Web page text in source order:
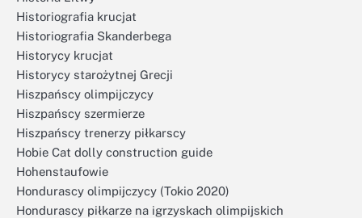
Historiografia krucjat
Historiografia Skanderbega
Historycy krucjat
Historycy starożytnej Grecji
Hiszpańscy olimpijczycy
Hiszpańscy szermierze
Hiszpańscy trenerzy piłkarscy
Hobie Cat dolly construction guide
Hohenstaufowie
Hondurascy olimpijczycy (Tokio 2020)
Hondurascy piłkarze na igrzyskach olimpijskich